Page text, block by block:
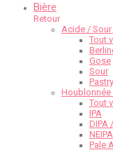
Bière
Retour
Acide /
Tout
Gose
Sour
Houblonnée
Tout
IPA
DIPA
NEIPA
Pale